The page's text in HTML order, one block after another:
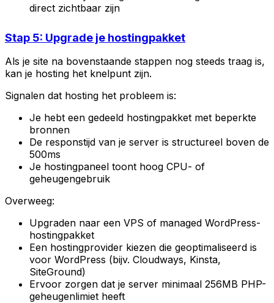
direct zichtbaar zijn
Stap 5: Upgrade je hostingpakket
Als je site na bovenstaande stappen nog steeds traag is,
kan je hosting het knelpunt zijn.
Signalen dat hosting het probleem is:
Je hebt een gedeeld hostingpakket met beperkte
bronnen
De responstijd van je server is structureel boven de
500ms
Je hostingpaneel toont hoog CPU- of
geheugengebruik
Overweeg:
Upgraden naar een VPS of managed WordPress-
hostingpakket
Een hostingprovider kiezen die geoptimaliseerd is
voor WordPress (bijv. Cloudways, Kinsta,
SiteGround)
Ervoor zorgen dat je server minimaal 256MB PHP-
geheugenlimiet heeft